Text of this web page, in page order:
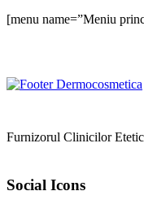
[menu name=”Meniu
Furnizorul Clinicilor
Social Icons